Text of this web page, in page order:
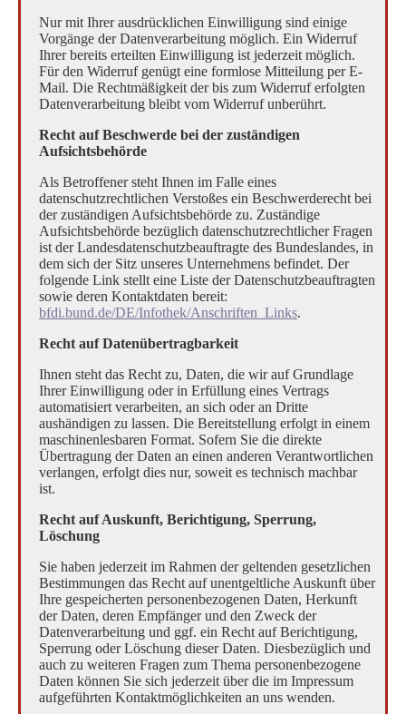
Nur mit Ihrer ausdrücklichen Einwilligung sind einige
Vorgänge der Datenverarbeitung möglich. Ein Widerruf
Ihrer bereits erteilten Einwilligung ist jederzeit möglich.
Für den Widerruf genügt eine formlose Mitteilung per E-
Mail. Die Rechtmäßigkeit der bis zum Widerruf erfolgten
Datenverarbeitung bleibt vom Widerruf unberührt.
Recht auf Beschwerde bei der zuständigen
Aufsichtsbehörde
Als Betroffener steht Ihnen im Falle eines
datenschutzrechtlichen Verstoßes ein Beschwerderecht bei
der zuständigen Aufsichtsbehörde zu. Zuständige
Aufsichtsbehörde bezüglich datenschutzrechtlicher Fragen
ist der Landesdatenschutzbeauftragte des Bundeslandes, in
dem sich der Sitz unseres Unternehmens befindet. Der
folgende Link stellt eine Liste der Datenschutzbeauftragten
sowie deren Kontaktdaten bereit:
bfdi.bund.de/DE/Infothek/Anschriften_Links.
Recht auf Datenübertragbarkeit
Ihnen steht das Recht zu, Daten, die wir auf Grundlage
Ihrer Einwilligung oder in Erfüllung eines Vertrags
automatisiert verarbeiten, an sich oder an Dritte
aushändigen zu lassen. Die Bereitstellung erfolgt in einem
maschinenlesbaren Format. Sofern Sie die direkte
Übertragung der Daten an einen anderen Verantwortlichen
verlangen, erfolgt dies nur, soweit es technisch machbar
ist.
Recht auf Auskunft, Berichtigung, Sperrung,
Löschung
Sie haben jederzeit im Rahmen der geltenden gesetzlichen
Bestimmungen das Recht auf unentgeltliche Auskunft über
Ihre gespeicherten personenbezogenen Daten, Herkunft
der Daten, deren Empfänger und den Zweck der
Datenverarbeitung und ggf. ein Recht auf Berichtigung,
Sperrung oder Löschung dieser Daten. Diesbezüglich und
auch zu weiteren Fragen zum Thema personenbezogene
Daten können Sie sich jederzeit über die im Impressum
aufgeführten Kontaktmöglichkeiten an uns wenden.